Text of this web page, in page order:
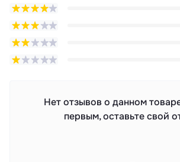
Нет отзывов о данном
первым, оставьте свой